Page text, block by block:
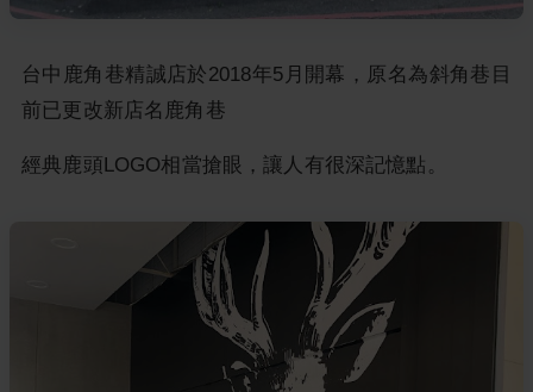
台中鹿角巷精誠店於2018年5月開幕，原名為斜角巷目
前已更改新店名鹿角巷
經典鹿頭LOGO相當搶眼，讓人有很深記憶點。